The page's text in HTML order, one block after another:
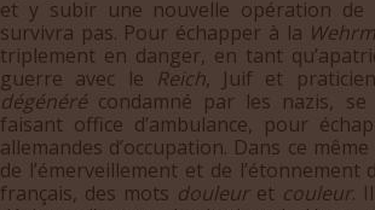
et y subir une nouvelle opération de
survivra pas. Pour échapper à la
triplement en danger, en tant
guerre avec le Reich, Juif et
dégénéré condamné par les nazis,
faisant office d’ambulance, pour
allemandes d’occupation. Dans ce
de l’émerveillement et de
français, des mots douleur et couleur.